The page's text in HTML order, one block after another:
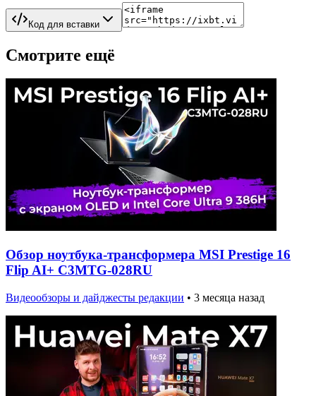
Код для вставки
Смотрите ещё
Обзор ноутбука-трансформера MSI Prestige 16
Flip AI+ C3MTG-028RU
Видеообзоры и дайджесты редакции • 3 месяца назад